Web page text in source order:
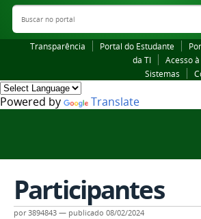
Buscar no portal
Transparência Portal do Estudante
da TI
Acesso
Sistemas
Powered by Translate
Participantes
por3894843 — publicado 08/02/2024